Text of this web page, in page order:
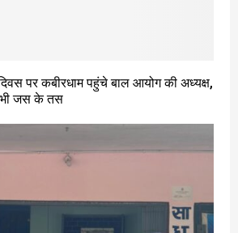
पर कबीरधाम पहुंचे बाल आयोग की अध्यक्ष,
भी जस के तस